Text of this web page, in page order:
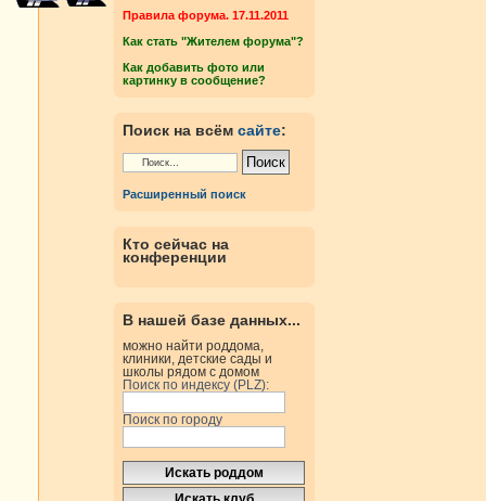
Правила форума. 17.11.2011
Как стать "Жителем форума"?
Как добавить фото или
картинку в сообщение?
Поиск на всём сайте:
Расширенный поиск
Кто сейчас на
конференции
В нашей базе данных...
можно найти роддома,
клиники, детские сады и
школы рядом с домом
Поиск по индексу (PLZ):
Поиск по городу